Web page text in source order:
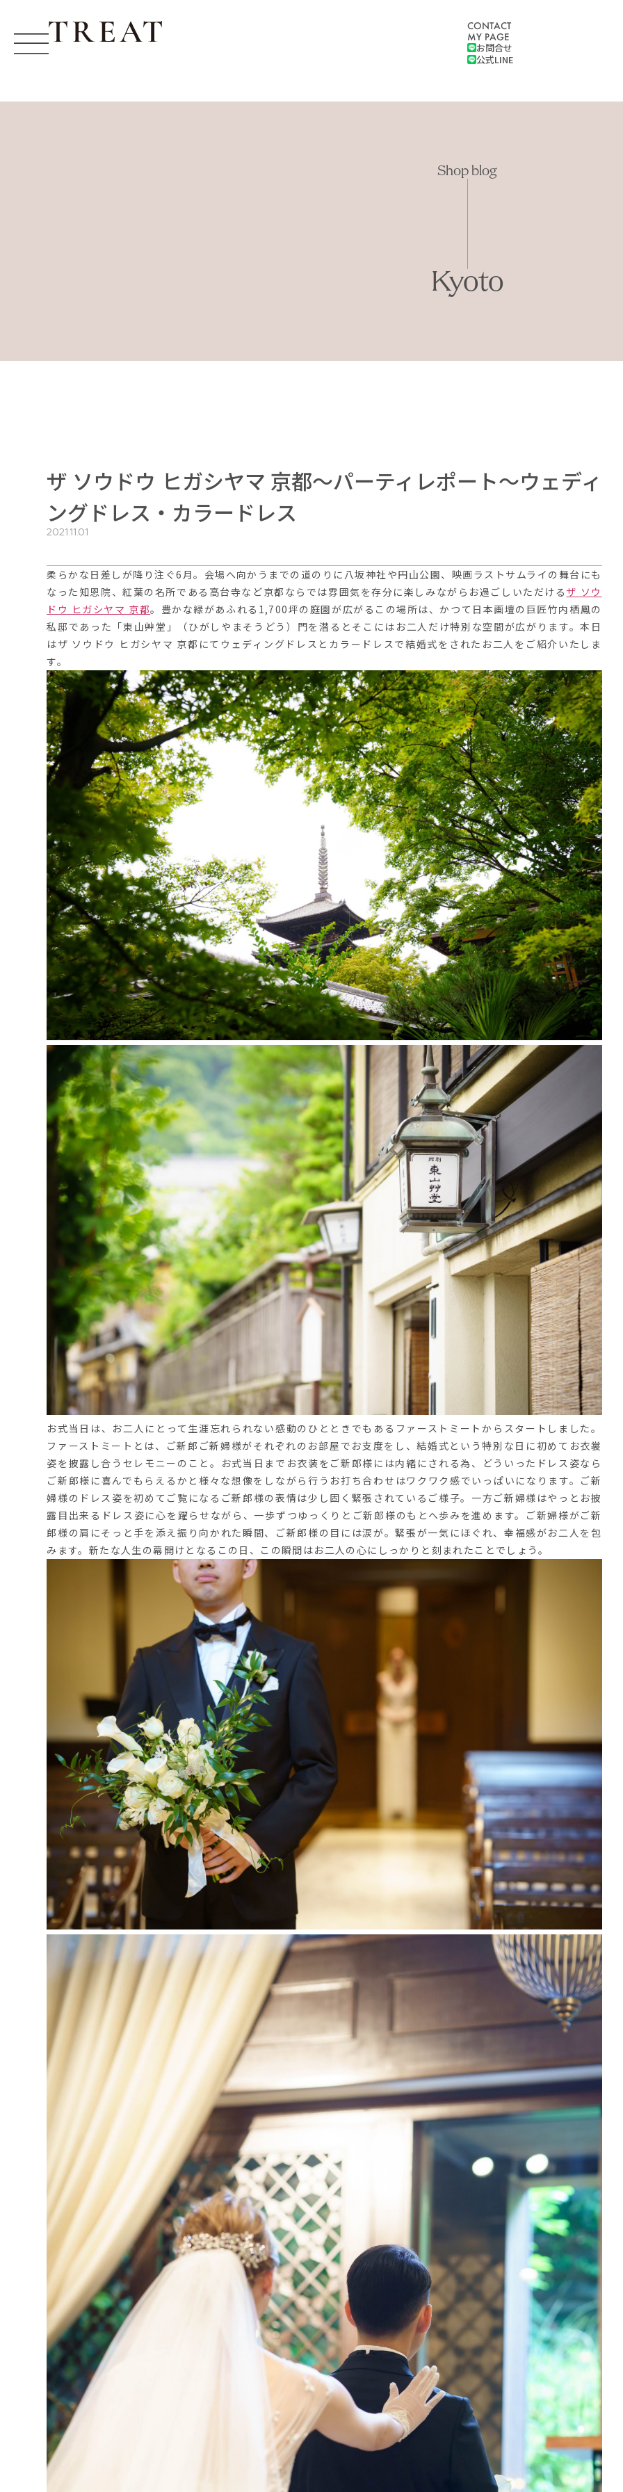
CONTACT
MY PAGE
お問合せ
公式LINE
Shop blog
Kyoto
ザ ソウドウ ヒガシヤマ 京都～パーティレポート～ウェディ
ングドレス・カラードレス
2021.11.01
柔らかな日差しが降り注ぐ6月。会場へ向かうまでの道のりに八坂神社や円山公園、映画ラストサムライの舞台にも
なった知恩院、紅葉の名所である高台寺など京都ならでは雰囲気を存分に楽しみながらお過ごしいただける ザ ソウ
ドウ ヒガシヤマ 京都。豊かな緑があふれる1,700坪の庭園が広がるこの場所は、かつて日本画壇の巨匠竹内栖鳳の
私邸であった「東山艸堂」（ひがしやまそうどう）門を潜るとそこにはお二人だけ特別な空間が広がります。本日
はザ ソウドウ ヒガシヤマ 京都にてウェディングドレスとカラードレスで結婚式をされたお二人をご紹介いたしま
す。
お式当日は、お二人にとって生涯忘れられない感動のひとときでもあるファーストミートからスタートしました。
ファーストミートとは、ご新郎ご新婦様がそれぞれのお部屋でお支度をし、結婚式という特別な日に初めてお衣裳
姿を披露し合うセレモニーのこと。お式当日までお衣装をご新郎様には内緒にされる為、どういったドレス姿なら
ご新郎様に喜んでもらえるかと様々な想像をしながら行うお打ち合わせはワクワク感でいっぱいになります。ご新
婦様のドレス姿を初めてご覧になるご新郎様の表情は少し固く緊張されているご様子。一方ご新婦様はやっとお披
露目出来るドレス姿に心を躍らせながら、一歩ずつゆっくりとご新郎様のもとへ歩みを進めます。ご新婦様がご新
郎様の肩にそっと手を添え振り向かれた瞬間、ご新郎様の目には涙が。緊張が一気にほぐれ、幸福感がお二人を包
みます。新たな人生の幕開けとなるこの日、この瞬間はお二人の心にしっかりと刻まれたことでしょう。